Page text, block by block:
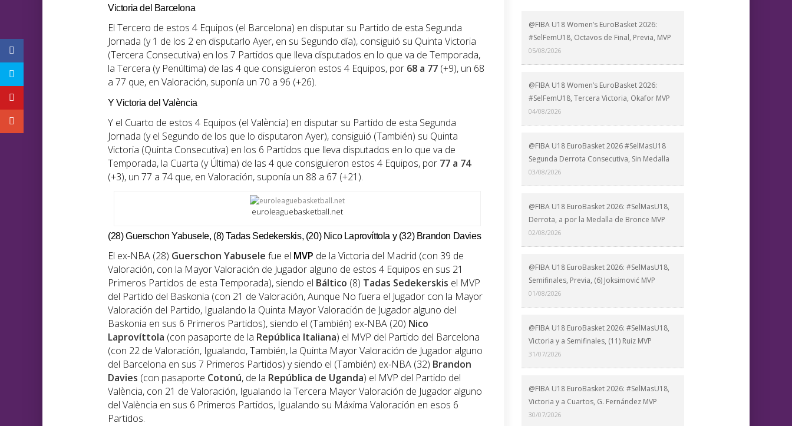
Victoria del Barcelona
El Tercero de estos 4 Equipos (el Barcelona) en disputar su Partido de esta Segunda
Jornada (y 1 de los 2 en disputarlo Ayer, en su Segundo día), consiguió su Quinta Victoria
(Tercera Consecutiva) en los 7 Partidos que lleva disputados en lo que va de Temporada,
la Tercera (y Penúltima) de las 4 que consiguieron estos 4 Equipos, por 68 a 77 (+9), un 68
a 77 que, en Valoración, suponía un 70 a 96 (+26).
Y Victoria del València
Y el Cuarto de estos 4 Equipos (el València) en disputar su Partido de esta Segunda
Jornada (y el Segundo de los que lo disputaron Ayer), consiguió (También) su Quinta
Victoria (Quinta Consecutiva) en los 6 Partidos que lleva disputados en lo que va de
Temporada, la Cuarta (y Última) de las 4 que consiguieron estos 4 Equipos, por 77 a 74
(+3), un 77 a 74 que, en Valoración, suponía un 88 a 67 (+21).
euroleaguebasketball.net
(28) Guerschon Yabusele, (8) Tadas Sedekerskis, (20) Nico Laprovíttola y (32) Brandon Davies
El ex-NBA (28) Guerschon Yabusele fue el MVP de la Victoria del Madrid (con 39 de
Valoración, con la Mayor Valoración de Jugador alguno de estos 4 Equipos en sus 21
Primeros Partidos de esta Temporada), siendo el Báltico (8) Tadas Sedekerskis el MVP
del Partido del Baskonia (con 21 de Valoración, Aunque No fuera el Jugador con la Mayor
Valoración del Partido, Igualando la Quinta Mayor Valoración de Jugador alguno del
Baskonia en sus 6 Primeros Partidos), siendo el (También) ex-NBA (20) Nico
Laprovíttola (con pasaporte de la República Italiana) el MVP del Partido del Barcelona
(con 22 de Valoración, Igualando, También, la Quinta Mayor Valoración de Jugador alguno
del Barcelona en sus 7 Primeros Partidos) y siendo el (También) ex-NBA (32) Brandon
Davies (con pasaporte Cotonú, de la República de Uganda) el MVP del Partido del
València, con 21 de Valoración, Igualando la Tercera Mayor Valoración de Jugador alguno
del València en sus 6 Primeros Partidos, Igualando su Máxima Valoración en esos 6
Partidos.
@FIBA U18 Women’s EuroBasket 2026:
#SelFemU18, Octavos de Final, Previa, MVP
05/08/2026
@FIBA U18 Women’s EuroBasket 2026:
#SelFemU18, Tercera Victoria, Okafor MVP
04/08/2026
@FIBA U18 EuroBasket 2026 #SelMasU18
Segunda Derrota Consecutiva, Sin Medalla
03/08/2026
@FIBA U18 EuroBasket 2026: #SelMasU18,
Derrota, a por la Medalla de Bronce MVP
02/08/2026
@FIBA U18 EuroBasket 2026: #SelMasU18,
Semifinales, Previa, (6) Joksimović MVP
01/08/2026
@FIBA U18 EuroBasket 2026: #SelMasU18,
Victoria y a Semifinales, (11) Ruiz MVP
31/07/2026
@FIBA U18 EuroBasket 2026: #SelMasU18,
Victoria y a Cuartos, G. Fernández MVP
30/07/2026